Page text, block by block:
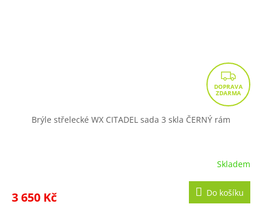
Z
D
A
Brýle střelecké WX CITADEL sada 3 skla ČERNÝ rám
Skladem
3 650 Kč Do košíku